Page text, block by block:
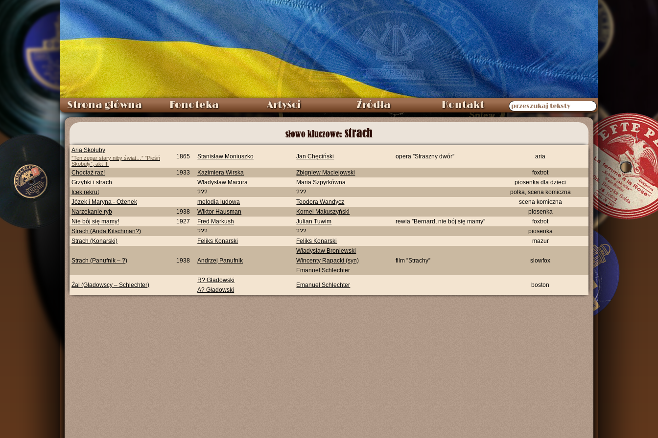
Strona główna Fonoteka Artyści Źródła Kontakt przeszukaj teksty
słowo kluczowe: strach
Aria Skołuby
”Ten zegar stary niby świat…” ”Pieśń
Skobuły”, akt III
1865 Stanisław Moniuszko Jan Chęciński opera ”Straszny dwór” aria
Chociaż raz! 1933 Kazimiera Wirska Zbigniew Maciejowski
foxtrot
Grzybki i strach
Władysław Macura Maria Szpyrkówna
piosenka dla dzieci
Icek rekrut
??? ???
polka, scena komiczna
Józek i Maryna - Ożenek
melodia ludowa Teodora Wandycz
scena komiczna
Narzekanie ryb
1938 Wiktor Hausman Kornel Makuszyński
piosenka
Nie bój się mamy!
1927 Fred Markush Julian Tuwim rewia ”Bernard, nie bój się mamy”
foxtrot
Strach (Anda Kitschman?)
??? ???
piosenka
Strach (Konarski)
Feliks Konarski Feliks Konarski mazur
Strach (Panufnik – ?) 1938 Andrzej Panufnik
Władysław Broniewski
Wincenty Rapacki (syn)
Emanuel Schlechter
film ”Strachy” slowfox
Żal (Gładowscy – Schlechter)
R? Gładowski
A? Gładowski
Emanuel Schlechter boston